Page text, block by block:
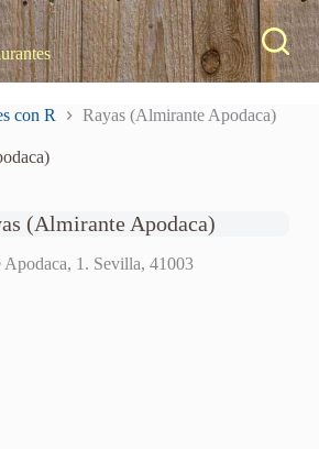
con R Rayas (Almirante Apodaca)
(Almirante Apodaca)
1. Sevilla, 41003